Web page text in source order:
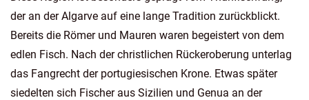
der an der Algarve auf eine lange Tradition zurückblickt.
Bereits die Römer und Mauren waren begeistert von dem
edlen Fisch. Nach der christlichen Rückeroberung unterlag
das Fangrecht der portugiesischen Krone. Etwas später
siedelten sich Fischer aus Sizilien und Genua an der